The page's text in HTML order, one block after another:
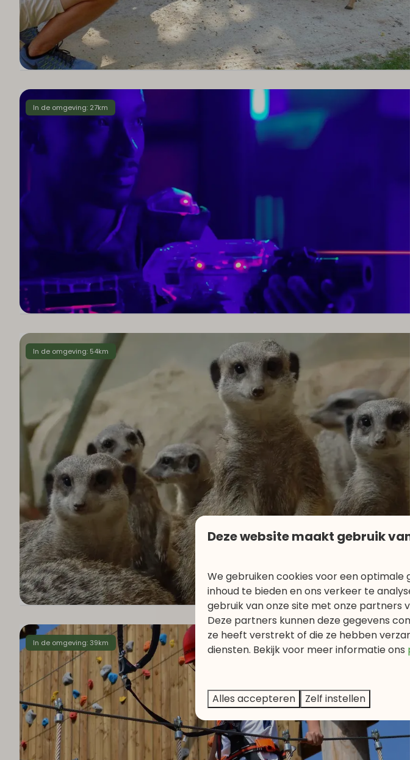
In de omgeving: 27km
In de omgeving: 54km
In de omgeving: 39km
Deze website maakt gebruik
We gebruiken cookies voor een
inhoud te bieden en ons verkeer te
gebruik van onze site met onze partners
Deze partners kunnen deze gegevens
ze heeft verstrekt of die ze hebben
diensten. Bekijk voor meer informatieons
Alles accepteren Zelf instellen